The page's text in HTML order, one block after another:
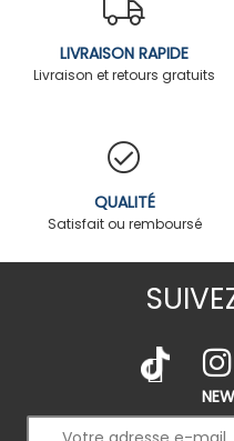
LIVRAISON RAPIDE
Livraison et retours gratuits
QUALITÉ
Satisfait ou remboursé